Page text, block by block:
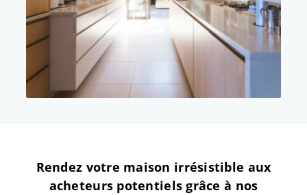
Rendez votre maison irrésistible aux
acheteurs potentiels grâce à nos